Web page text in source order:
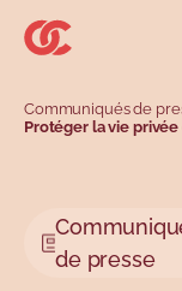
Sauter au menu
Sauter au
Sauter au
Sauter au pied de
Rechercher sur
Rechercher
Profils
Types
Communiqués de
Protéger la vie
de presse